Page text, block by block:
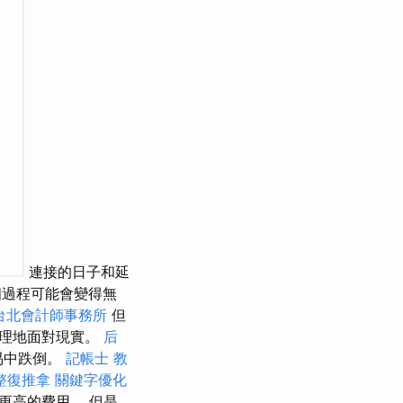
連接的日子和延
程可能會變得無
北會計師事務所 但
地面對現實。 后
跌倒。 記帳士 教
復推拿 關鍵字優化